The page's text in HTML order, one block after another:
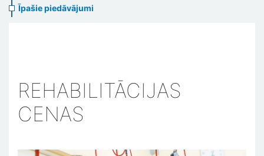
Īpašie piedāvājumi
REHABILITĀCIJAS
CENAS